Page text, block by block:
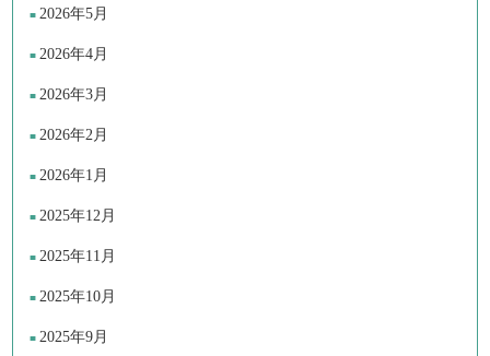
2026年5月
2026年4月
2026年3月
2026年2月
2026年1月
2025年12月
2025年11月
2025年10月
2025年9月